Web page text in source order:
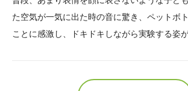
た空気が一気に出た時の音に驚き、ペットボ
ことに感激し、ドキドキしながら実験する姿